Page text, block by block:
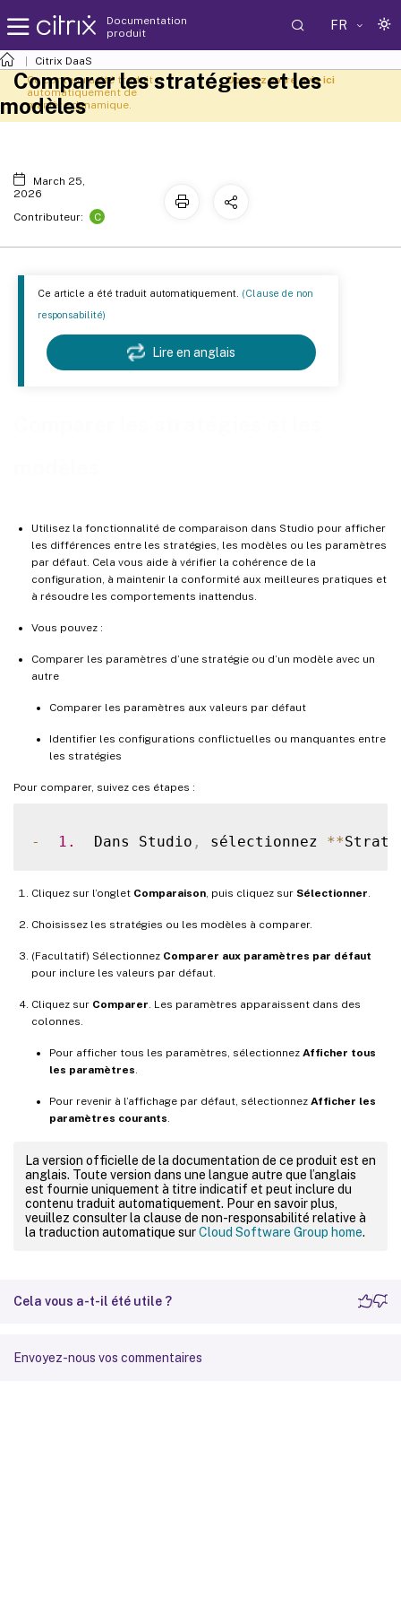
Documentation
produit
FR
Citrix DaaS
Ce article a été traduit automatiquement. (Clause de non
responsabilité)
Lire en anglais
Utilisez la fonctionnalité de comparaison dans Studio pour afficher
les différences entre les stratégies, les modèles ou les paramètres
par défaut. Cela vous aide à vérifier la cohérence de la
configuration, à maintenir la conformité aux meilleures pratiques et
à résoudre les comportements inattendus.
Vous pouvez :
Comparer les paramètres d’une stratégie ou d’un modèle avec un
autre
Comparer les paramètres aux valeurs par défaut
Identifier les configurations conflictuelles ou manquantes entre
les stratégies
Pour comparer, suivez ces étapes :
- 1.
  Dans Studio
, sélectionnez **
Cliquez sur l’onglet Comparaison , puis cliquez sur Sélectionner
Choisissez les stratégies ou les modèles à comparer.
(Facultatif) Sélectionnez Comparer aux paramètres par défaut
pour inclure les valeurs par défaut.
Cliquez sur Comparer . Les paramètres apparaissent dans des
colonnes.
Pour afficher tous les paramètres, sélectionnez Afficher tous
les paramètres
Pour revenir à l’affichage par défaut, sélectionnez Afficher les
paramètres courants
La version officielle de la documentation de ce produit est en
anglais. Toute version dans une langue autre que l’anglais
est fournie uniquement à titre indicatif et peut inclure du
contenu traduit automatiquement. Pour en savoir plus,
veuillez consulter la clause de non-responsabilité relative à
la traduction automatique surCloud Software Group home.
Cela vous a-t-il été utile ?
Envoyez-nous vos commentaires
Ce contenu a été traduit
automatiquement de
manière dynamique.
Donnez votre avis ici
Comparer les stratégies et les
modèles
March 25,
2026
Contributeur:
C